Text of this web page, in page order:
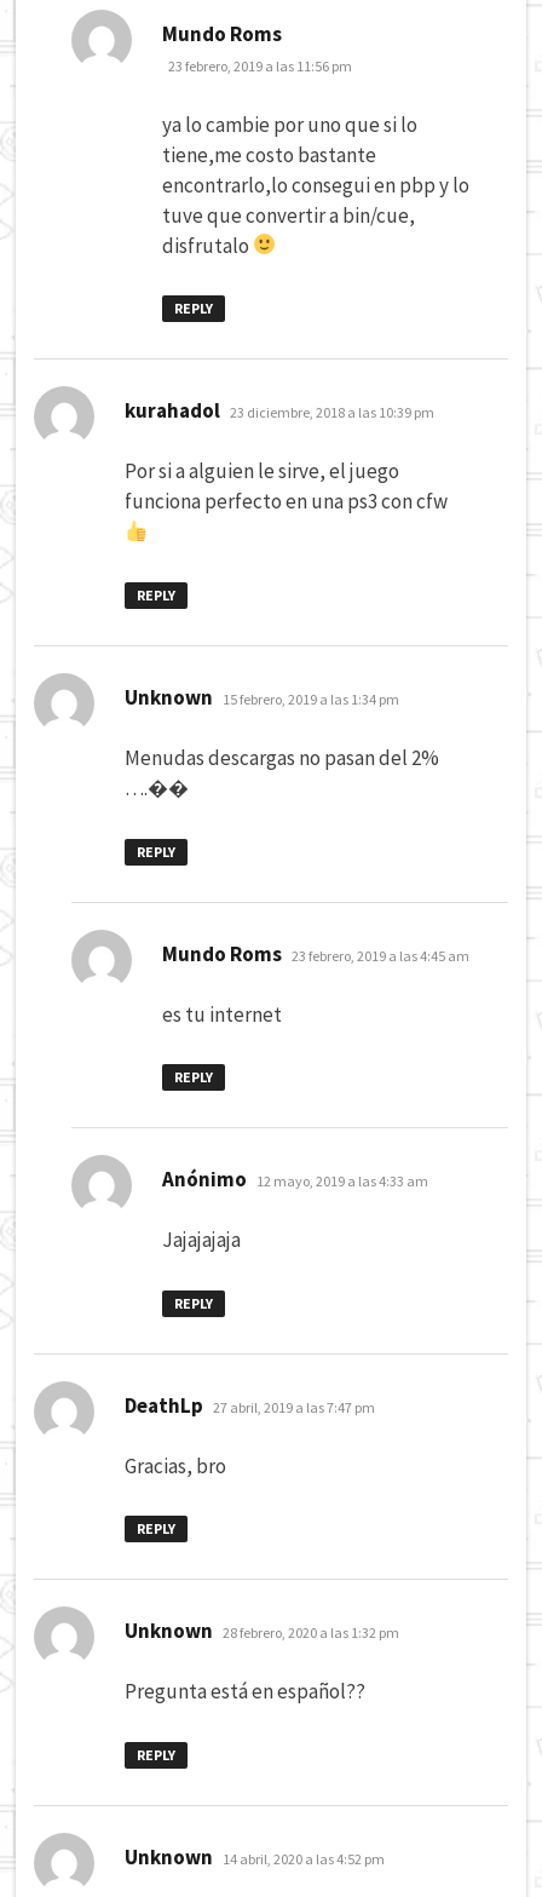
Mundo Romsdice:
23 febrero, 2019 a las 11:56 pm
ya lo cambie por uno que si lo
tiene,me costo bastante
encontrarlo,lo consegui en pbp y lo
tuve que convertir a bin/cue,
disfrutalo
REPLY
kurahadol dice:
23 diciembre, 2018 a las 10:39 pm
Por si a alguien le sirve, el juego
funciona perfecto en una ps3 con cfw
REPLY
Unknown dice:
15 febrero, 2019 a las 1:34 pm
Menudas descargas no pasan del 2%
….��
REPLY
Mundo Roms dice:
23 febrero, 2019 a las 4:45 am
es tu internet
REPLY
Anónimo dice:
12 mayo, 2019 a las 4:33 am
Jajajajaja
REPLY
DeathLp dice:
27 abril, 2019 a las 7:47 pm
Gracias, bro
REPLY
Unknown dice:
28 febrero, 2020 a las 1:32 pm
Pregunta está en español??
REPLY
Unknown dice:
14 abril, 2020 a las 4:52 pm